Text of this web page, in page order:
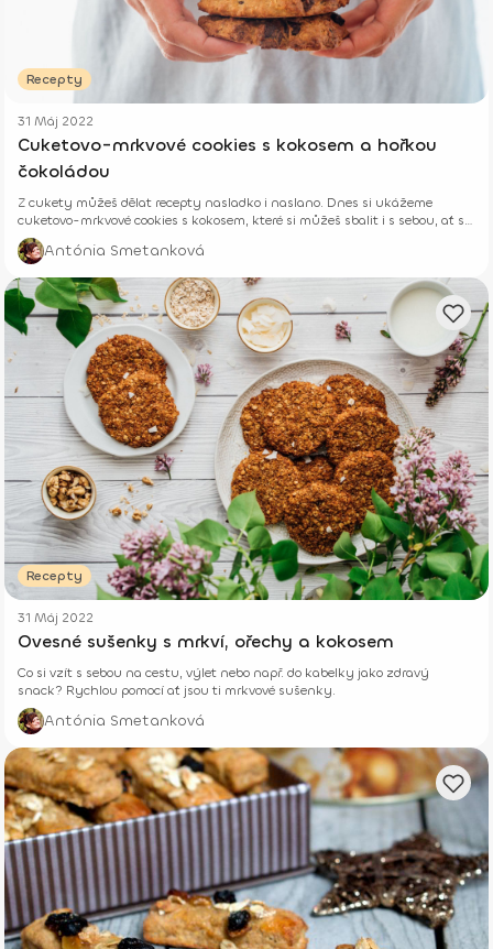
Recepty
31 Máj 2022
Cuketovo-mrkvové cookies s kokosem a hořkou
čokoládou
Z cukety můžeš dělat recepty nasladko i naslano. Dnes si ukážeme
cuketovo-mrkvové cookies s kokosem, které si můžeš sbalit i s sebou, ať se
vydáš kamkoliv.
Antónia Smetanková
Recepty
31 Máj 2022
Ovesné sušenky s mrkví, ořechy a kokosem
Co si vzít s sebou na cestu, výlet nebo např. do kabelky jako zdravý
snack? Rychlou pomocí ať jsou ti mrkvové sušenky.
Antónia Smetanková